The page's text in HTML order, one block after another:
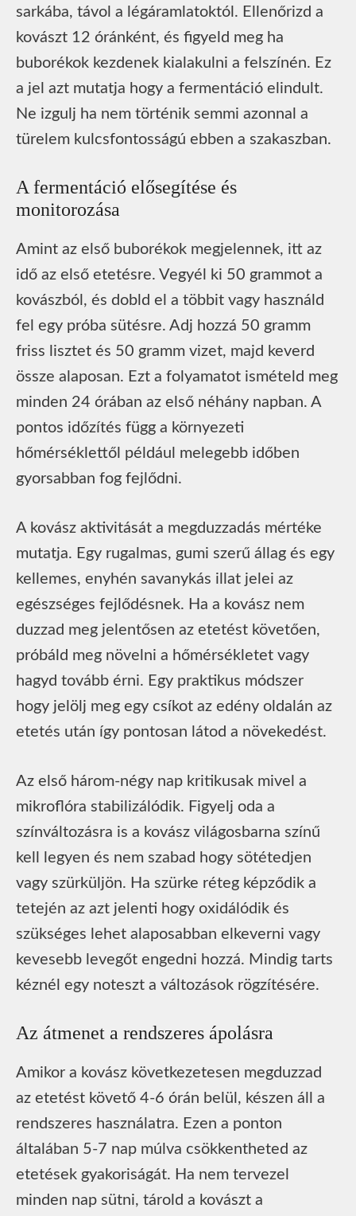
sarkába, távol a légáramlatoktól. Ellenőrizd a
kovászt 12 óránként, és figyeld meg ha
buborékok kezdenek kialakulni a felszínén. Ez
a jel azt mutatja hogy a fermentáció elindult.
Ne izgulj ha nem történik semmi azonnal a
türelem kulcsfontosságú ebben a szakaszban.
A fermentáció elősegítése és
monitorozása
Amint az első buborékok megjelennek, itt az
idő az első etetésre. Vegyél ki 50 grammot a
kovászból, és dobld el a többit vagy használd
fel egy próba sütésre. Adj hozzá 50 gramm
friss lisztet és 50 gramm vizet, majd keverd
össze alaposan. Ezt a folyamatot ismételd meg
minden 24 órában az első néhány napban. A
pontos időzítés függ a környezeti
hőmérséklettől például melegebb időben
gyorsabban fog fejlődni.
A kovász aktivitását a megduzzadás mértéke
mutatja. Egy rugalmas, gumi szerű állag és egy
kellemes, enyhén savanykás illat jelei az
egészséges fejlődésnek. Ha a kovász nem
duzzad meg jelentősen az etetést követően,
próbáld meg növelni a hőmérsékletet vagy
hagyd tovább érni. Egy praktikus módszer
hogy jelölj meg egy csíkot az edény oldalán az
etetés után így pontosan látod a növekedést.
Az első három-négy nap kritikusak mivel a
mikroflóra stabilizálódik. Figyelj oda a
színváltozásra is a kovász világosbarna színű
kell legyen és nem szabad hogy sötétedjen
vagy szürküljön. Ha szürke réteg képződik a
tetején az azt jelenti hogy oxidálódik és
szükséges lehet alaposabban elkeverni vagy
kevesebb levegőt engedni hozzá. Mindig tarts
kéznél egy noteszt a változások rögzítésére.
Az átmenet a rendszeres ápolásra
Amikor a kovász következetesen megduzzad
az etetést követő 4-6 órán belül, készen áll a
rendszeres használatra. Ezen a ponton
általában 5-7 nap múlva csökkentheted az
etetések gyakoriságát. Ha nem tervezel
minden nap sütni, tárold a kovászt a